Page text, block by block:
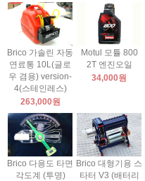
Brico 가솔린 자동
연료통 10L(글로
우 겸용) version-
4(스테인레스)
263,000원
Motul 모튤 800
2T 엔진오일
34,000원
Brico 다용도 타면
각도계 (투명)
Brico 대형기용 스
타터 V3 (배터리